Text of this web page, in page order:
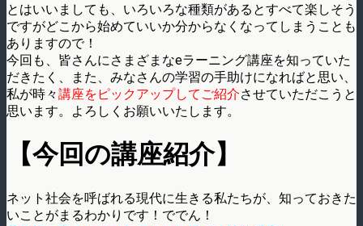
とはいいましても、いろいろな種類があるとすべて楽しそう
ですがどこから始めていいか分からなくなってしまうことも
ありますので！
今回も、皆さんにさまざまなeラーニング講座を知っていた
だきたく、また、みなさんの学習の手助けになればと思い、
私が時々講座をピックアップしてご紹介させていただこうと
思います。よろしくお願いいたします。
【今回の講座紹介】
ネット社会を呼ばれる現代に生きる私たちが、知っておきた
いことがまるわかりです！ででん！